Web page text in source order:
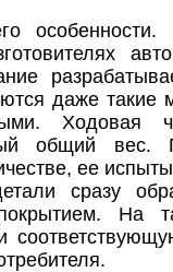
особенности.
даже такие
Ходовая
общий вес.
ее
сразу
На